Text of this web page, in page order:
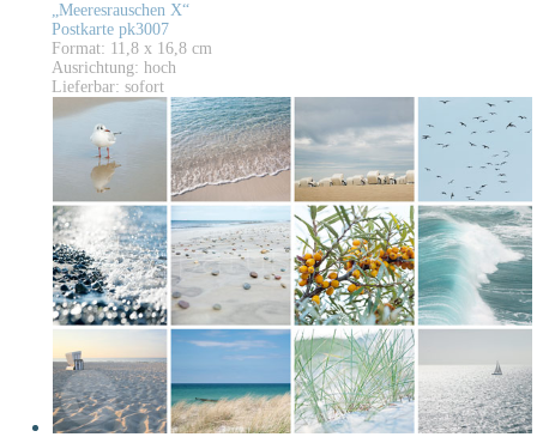
„Meeresrauschen X“
Postkarte pk3007
Format: 11,8 x 16,8 cm
Ausrichtung: hoch
Lieferbar: sofort